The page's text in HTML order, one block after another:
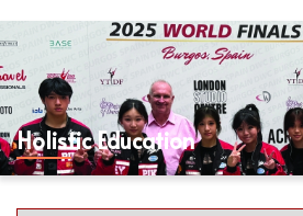
Holistic Education